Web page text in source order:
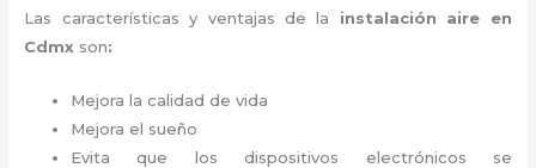
Las características y ventajas de la instalación aire en
Cdmx son:
Mejora la calidad de vida
Mejora el sueño
Evita que los dispositivos electrónicos se